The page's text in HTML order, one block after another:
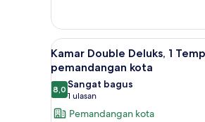
King
Bed,
City
View
Deluxe
Double
Room,
1
King
Bed,
City
View
Lihat
semua
foto
untuk
Kamar
8
Kamar Double Deluks, 1
pemandangan kota
8,08,0 dari 10
Sangat bagus
1 ulasan
(1
ulasan)
Pemandangan kota